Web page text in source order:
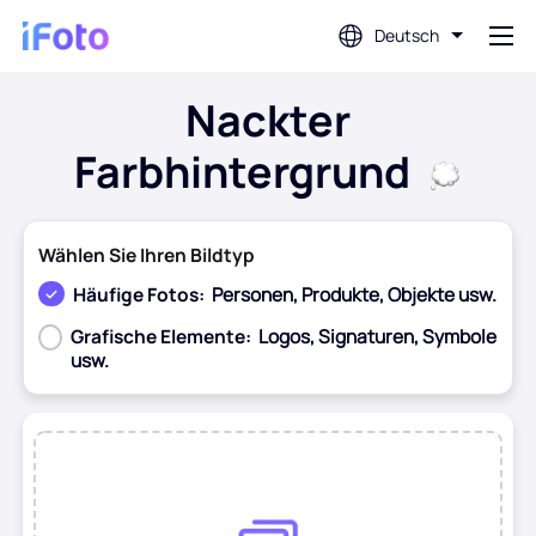
Deutsch
Anmeldung
Hintergrundentferner
Fotoverbesserung
Nackter
Farbhintergrund
Wählen Sie Ihren Bildtyp
Häufige Fotos: Personen, Produkte, Objekte usw.
Grafische Elemente: Logos, Signaturen, Symbole
usw.
Vor Nach